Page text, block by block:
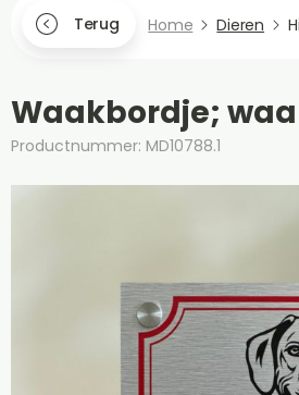
Terug Home Dieren
Waakbordje;
Productnummer: MD10788.1